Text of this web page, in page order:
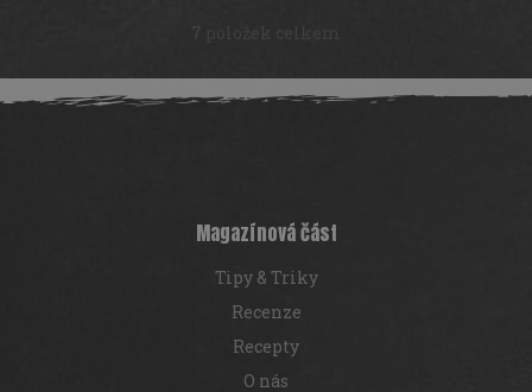
l
á
p
r
v
k
y
v
ý
p
Z
á
Magazínová část
Tipy & Triky
Recenze
Recepty
O nás